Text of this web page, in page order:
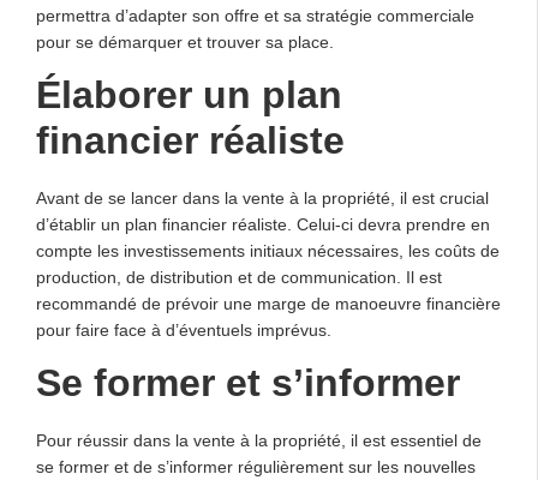
permettra d’adapter son offre et sa stratégie commerciale
pour se démarquer et trouver sa place.
Élaborer un plan
financier réaliste
Avant de se lancer dans la vente à la propriété, il est crucial
d’établir un plan financier réaliste. Celui-ci devra prendre en
compte les investissements initiaux nécessaires, les coûts de
production, de distribution et de communication. Il est
recommandé de prévoir une marge de manoeuvre financière
pour faire face à d’éventuels imprévus.
Se former et s’informer
Pour réussir dans la vente à la propriété, il est essentiel de
se former et de s’informer régulièrement sur les nouvelles